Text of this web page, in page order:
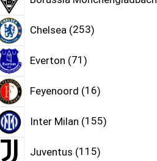
Chelsea 253
Everton 71
Feyenoord 16
Inter Milan 155
Juventus 115